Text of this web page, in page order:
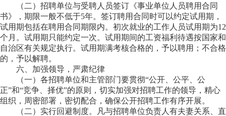
（二）招聘单位与受聘人员签订《事业单位人员聘用合同
书》，期限一般不低于5年。 签订聘用合同时可以约定试用期，
试用期包括在聘用合同期限内。初次就业的工作人员试用期为12
个月。试用期只能约定一次。试用期间的工资福利待遇按国家和
自治区有关规定执行。试用期满考核合格的，予以聘用；不合格
的，予以解聘。
六 、加强领导，严肃纪律
（一）各招聘单位和主管部门要贯彻“公开、公平、公
正”和“竞争、择优”的原则，切实加强对招聘工作的领导，精心
组织，周密部署，密切配合，确保公开招聘工作有序开展。
（二）实行回避制度。凡与招聘单位负责人有夫妻关系、直